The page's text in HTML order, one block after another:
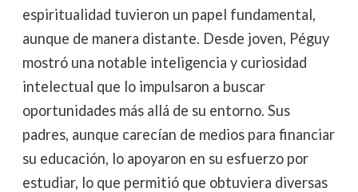
espiritualidad tuvieron un papel fundamental,
aunque de manera distante. Desde joven, Péguy
mostró una notable inteligencia y curiosidad
intelectual que lo impulsaron a buscar
oportunidades más allá de su entorno. Sus
padres, aunque carecían de medios para financiar
su educación, lo apoyaron en su esfuerzo por
estudiar, lo que permitió que obtuviera diversas